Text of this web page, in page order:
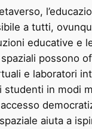
a tutti,
educative e
possono
e laboratori
studenti in modi
aiuta a